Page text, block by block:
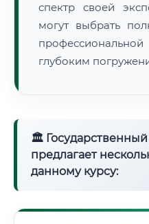
спектр своей
могут выбрать
глубоким
🏛
предлагает
данному курсу: